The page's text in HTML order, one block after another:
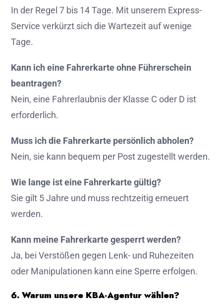
In der Regel 7 bis 14 Tage. Mit unserem Express-
Service verkürzt sich die Wartezeit auf wenige
Tage.
Kann ich eine Fahrerkarte ohne Führerschein
beantragen?
Nein, eine Fahrerlaubnis der Klasse C oder D ist
erforderlich.
Muss ich die Fahrerkarte persönlich abholen?
Nein, sie kann bequem per Post zugestellt werden.
Wie lange ist eine Fahrerkarte gültig?
Sie gilt 5 Jahre und muss rechtzeitig erneuert
werden.
Kann meine Fahrerkarte gesperrt werden?
Ja, bei Verstößen gegen Lenk- und Ruhezeiten
oder Manipulationen kann eine Sperre erfolgen.
6. Warum unsere KBA-Agentur wählen?